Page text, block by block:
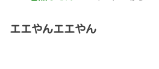
エエやんエエやん